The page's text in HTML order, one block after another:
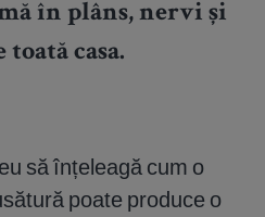
în plâns, nervi și
toată casa.
să înțeleagă cum o
poate produce o